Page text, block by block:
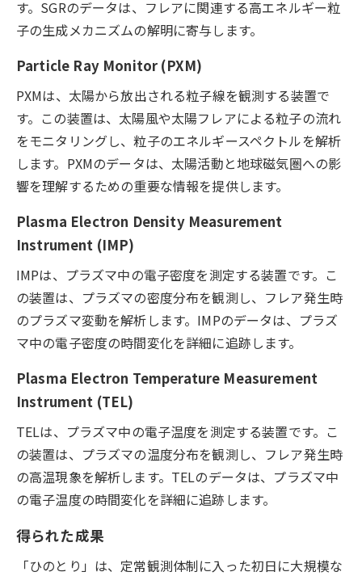
す。SGRのデータは、フレアに関連する高エネルギー粒
子の生成メカニズムの解明に寄与します。
Particle Ray Monitor (PXM)
PXMは、太陽から放出される粒子線を観測する装置で
す。この装置は、太陽風や太陽フレアによる粒子の流れ
をモニタリングし、粒子のエネルギースペクトルを解析
します。PXMのデータは、太陽活動と地球磁気圏への影
響を理解するための重要な情報を提供します。
Plasma Electron Density Measurement
Instrument (IMP)
IMPは、プラズマ中の電子密度を測定する装置です。こ
の装置は、プラズマの密度分布を観測し、フレア発生時
のプラズマ変動を解析します。IMPのデータは、プラズ
マ中の電子密度の時間変化を詳細に追跡します。
Plasma Electron Temperature Measurement
Instrument (TEL)
TELは、プラズマ中の電子温度を測定する装置です。こ
の装置は、プラズマの温度分布を観測し、フレア発生時
の高温現象を解析します。TELのデータは、プラズマ中
の電子温度の時間変化を詳細に追跡します。
得られた成果
「ひのとり」は、定常観測体制に入った初日に大規模な